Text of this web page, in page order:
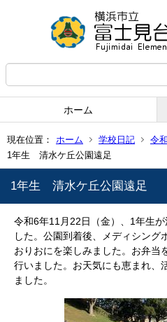
ホーム
現在位置： ホーム 学校日記
令
1年生 清水ケ丘公園遠足
1年生 清水ケ丘公園遠足
令和6年11月22日（金）、1年生
した。公園到着後、メディシング
おりおにを楽しみました。お弁当
行いました。お天気にも恵まれ、
ました。